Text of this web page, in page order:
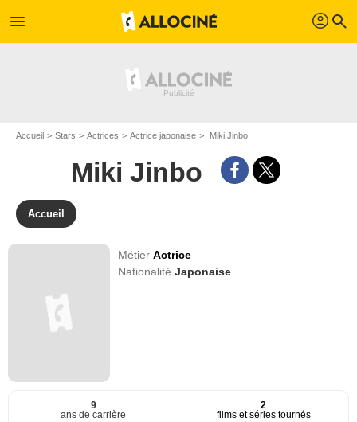
menu profil search
Accueil Stars Actrices Actrice japonaise Miki Jinbo
Miki Jinbo
Accueil
MétierActrice
NationalitéJaponaise
9
ans de carrière
2
films et séries tournés